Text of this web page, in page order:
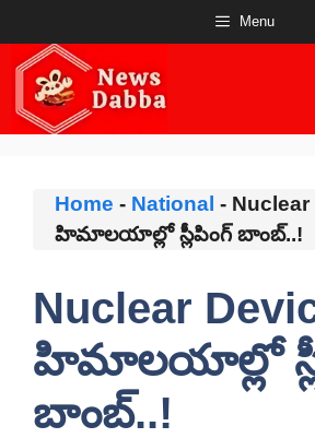
to
content
Menu
Home - National - Nuclear
హిమాలయాల్లో స్లీపింగ్ బాంబ్..!
Nuclear
హిమాలయాల్లో
బాంబ్..!